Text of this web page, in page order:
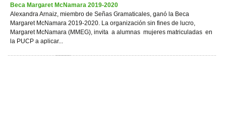
Beca Margaret McNamara 2019-2020
Alexandra Arnaiz, miembro de Señas Gramaticales, ganó la Beca
Margaret McNamara 2019-2020. La organización sin fines de lucro,
Margaret McNamara (MMEG), invita a alumnas mujeres matriculadas en
la PUCP a aplicar...